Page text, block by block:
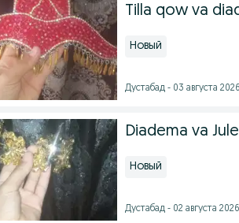
Tilla qow va
Новый
Дустабад - 03 августа
Diadema va
Новый
Дустабад - 02 августа 2026